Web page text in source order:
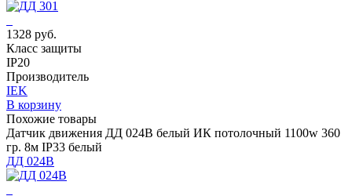
1328 руб.
Класс защиты
IP20
Производитель
IEK
В корзину
Похожие товары
Датчик движения ДД 024В белый ИК потолочный 1100w 360
гр. 8м IP33 белый
ДД 024В